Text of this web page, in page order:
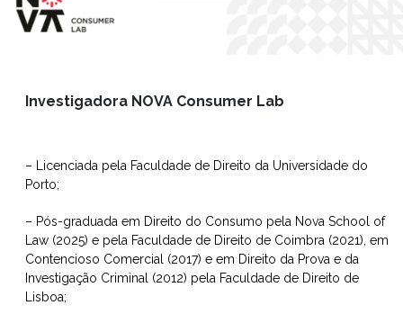
Investigadora NOVA Consumer Lab
– Licenciada pela Faculdade de Direito da Universidade do
Porto;
– Pós-graduada em Direito do Consumo pela Nova School of
Law (2025) e pela Faculdade de Direito de Coimbra (2021), em
Contencioso Comercial (2017) e em Direito da Prova e da
Investigação Criminal (2012) pela Faculdade de Direito de
Lisboa;